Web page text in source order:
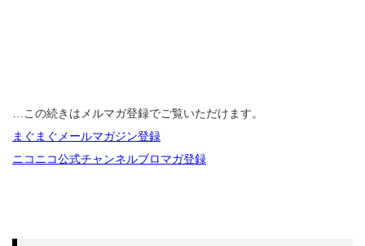
…この続きはメルマガ登録でご覧いただけます。
まぐまぐメールマガジン登録
ニコニコ公式チャンネルブロマガ登録